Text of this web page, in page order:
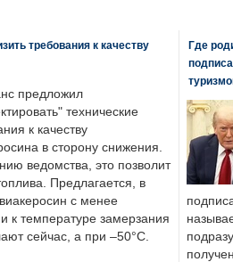
требования к качеству
предложил
технические
к качеству
в сторону снижения.
ведомства, это позволит
Предлагается, в
с менее
к температуре замерзания
сейчас, а при –50°C.
Где